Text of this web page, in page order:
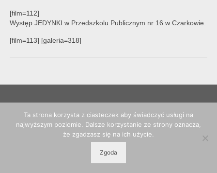
[film=112]
Występ JEDYNKI w Przedszkolu Publicznym nr 16 w Czarkowie.
[film=113] [galeria=318]
Ta strona korzysta z ciasteczek aby świadczyć usługi na
najwyższym poziomie. Dalsze korzystanie ze strony oznacza,
że zgadzasz się na ich użycie.
Zgoda